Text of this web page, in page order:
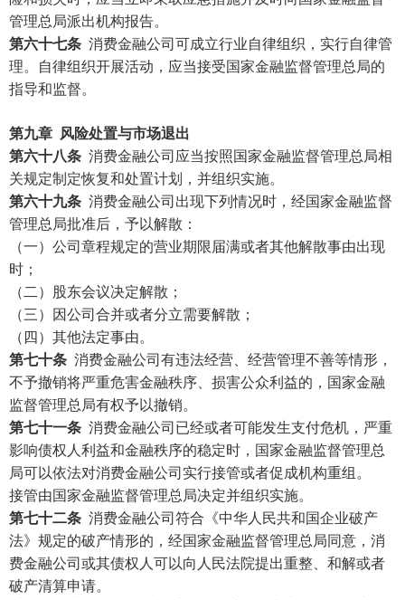
管理总局派出机构报告。
第六十七条 消费金融公司可成立行业自律组织，实行自律管
理。自律组织开展活动，应当接受国家金融监督管理总局的
指导和监督。
第九章 风险处置与市场退出
第六十八条 消费金融公司应当按照国家金融监督管理总局相
关规定制定恢复和处置计划，并组织实施。
第六十九条 消费金融公司出现下列情况时，经国家金融监督
管理总局批准后，予以解散：
（一）公司章程规定的营业期限届满或者其他解散事由出现
时；
（二）股东会议决定解散；
（三）因公司合并或者分立需要解散；
（四）其他法定事由。
第七十条 消费金融公司有违法经营、经营管理不善等情形，
不予撤销将严重危害金融秩序、损害公众利益的，国家金融
监督管理总局有权予以撤销。
第七十一条 消费金融公司已经或者可能发生支付危机，严重
影响债权人利益和金融秩序的稳定时，国家金融监督管理总
局可以依法对消费金融公司实行接管或者促成机构重组。
接管由国家金融监督管理总局决定并组织实施。
第七十二条 消费金融公司符合《中华人民共和国企业破产
法》规定的破产情形的，经国家金融监督管理总局同意，消
费金融公司或其债权人可以向人民法院提出重整、和解或者
破产清算申请。